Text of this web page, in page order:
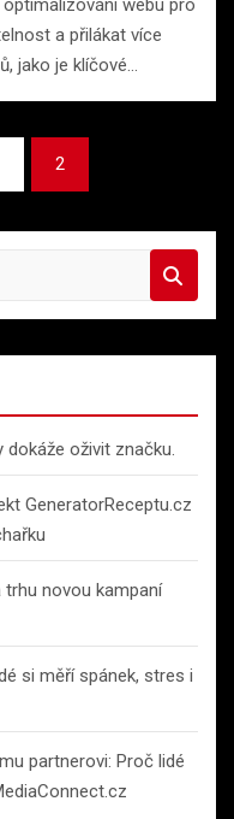
webu pro
a přilákat více
jako je klíčové…
2
dokáže oživit značku.
GeneratorReceptu.cz
novou kampaní
si měří spánek, stres i
partnerovi: Proč lidé